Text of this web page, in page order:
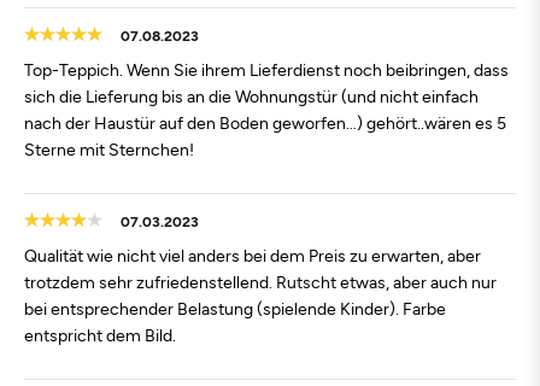
07.08.2023
Top-Teppich. Wenn Sie ihrem Lieferdienst noch beibringen, dass
sich die Lieferung bis an die Wohnungstür (und nicht einfach
nach der Haustür auf den Boden geworfen…) gehört..wären es 5
Sterne mit Sternchen!
07.03.2023
Qualität wie nicht viel anders bei dem Preis zu erwarten, aber
trotzdem sehr zufriedenstellend. Rutscht etwas, aber auch nur
bei entsprechender Belastung (spielende Kinder). Farbe
entspricht dem Bild.